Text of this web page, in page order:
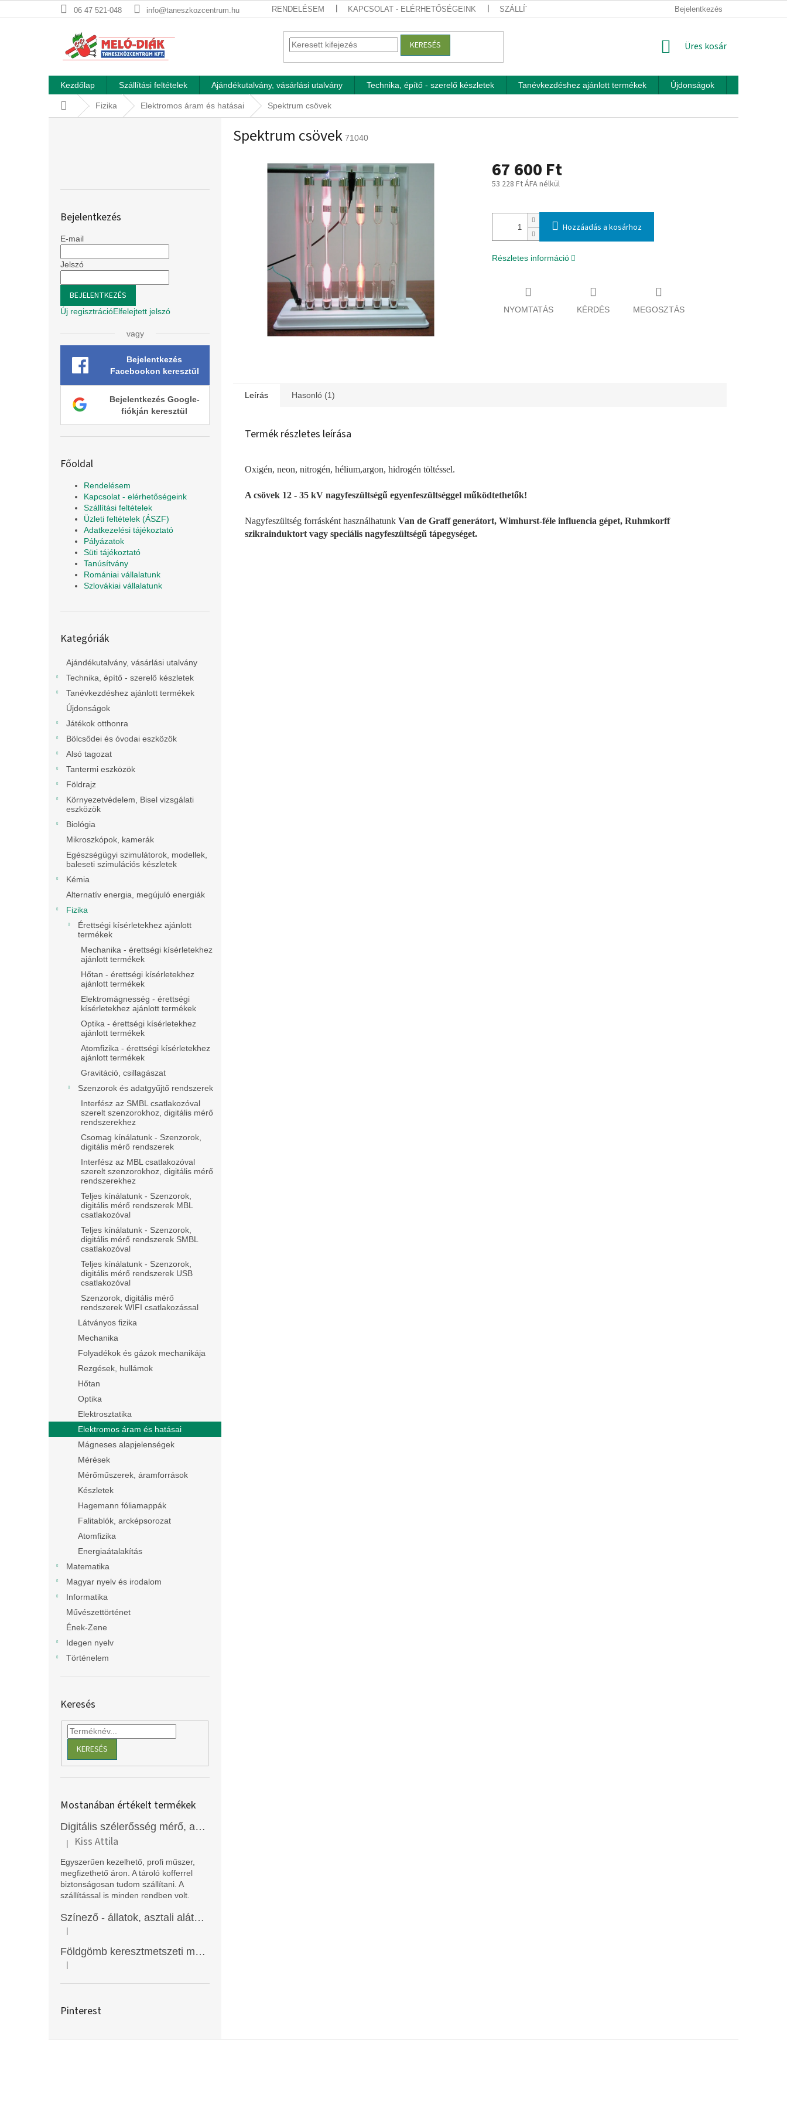
a
06 47 521-048 info@taneszkozcentrum.hu RENDELÉSEM KAPCSOLAT - ELÉRHETŐSÉGEINK SZÁLLÍTÁSI FELTÉTELEK ÜZLETI FELTÉTELEK (ÁSZF)
Bejelentkezés
KERESÉS KOSÁR
Üres kosár
Kezdőlap Szállítási feltételek Ajándékutalvány, vásárlási utalvány Technika, építő - szerelő készletek Tanévkezdéshez ajánlott termékek Újdonságok
KezdőlapFizika Elektromos áram és hatásai Spektrum csövek
Bejelentkezés
E-mail
Jelszó
BEJELENTKEZÉS
Új regisztrációElfelejtett jelszó
vagy
Bejelentkezés
Facebookon keresztül
Bejelentkezés Google-
fiókján keresztül
Főoldal
Rendelésem
Kapcsolat - elérhetőségeink
Szállítási feltételek
Üzleti feltételek (ÁSZF)
Adatkezelési tájékoztató
Pályázatok
Süti tájékoztató
Tanúsítvány
Romániai vállalatunk
Szlovákiai vállalatunk
átugrása
Kategóriák
Ajándékutalvány, vásárlási utalvány
Technika, építő - szerelő készletek
Tanévkezdéshez ajánlott termékek
Újdonságok
Játékok otthonra
Bölcsődei és óvodai eszközök
Alsó tagozat
Tantermi eszközök
Földrajz
Környezetvédelem, Bisel vizsgálati
eszközök
Biológia
Mikroszkópok, kamerák
Egészségügyi szimulátorok, modellek,
baleseti szimulációs készletek
Kémia
Alternatív energia, megújuló energiák
Fizika
Érettségi kísérletekhez ajánlott
termékek
Mechanika - érettségi kísérletekhez
ajánlott termékek
Hőtan - érettségi kísérletekhez
ajánlott termékek
Elektromágnesség - érettségi
kísérletekhez ajánlott termékek
Optika - érettségi kísérletekhez
ajánlott termékek
Atomfizika - érettségi kísérletekhez
ajánlott termékek
Gravitáció, csillagászat
Szenzorok és adatgyűjtő rendszerek
Interfész az SMBL csatlakozóval
szerelt szenzorokhoz, digitális mérő
rendszerekhez
Csomag kínálatunk - Szenzorok,
digitális mérő rendszerek
Interfész az MBL csatlakozóval
szerelt szenzorokhoz, digitális mérő
rendszerekhez
Teljes kínálatunk - Szenzorok,
digitális mérő rendszerek MBL
csatlakozóval
Teljes kínálatunk - Szenzorok,
digitális mérő rendszerek SMBL
csatlakozóval
Teljes kínálatunk - Szenzorok,
digitális mérő rendszerek USB
csatlakozóval
Szenzorok, digitális mérő
rendszerek WIFI csatlakozással
Látványos fizika
Mechanika
Folyadékok és gázok mechanikája
Rezgések, hullámok
Hőtan
Optika
Elektrosztatika
Elektromos áram és hatásai
Mágneses alapjelenségek
Mérések
Mérőműszerek, áramforrások
Készletek
Hagemann fóliamappák
Falitablók, arcképsorozat
Atomfizika
Energiaátalakítás
Matematika
Magyar nyelv és irodalom
Informatika
Művészettörténet
Ének-Zene
Idegen nyelv
Történelem
Keresés
KERESÉS
Mostanában értékelt termékek
Digitális szélerősség mérő, anemométer, EM2250
A termék értékelése 5-ből 5 csillag.
| Kiss Attila
Egyszerűen kezelhető, profi műszer,
megfizethető áron. A tároló kofferrel
biztonságosan tudom szállítani. A
szállítással is minden rendben volt.
Színező - állatok, asztali alátét, Funny Mat
A termék értékelése 5-ből 5 csillag.
|
Földgömb keresztmetszeti modell
A termék értékelése 5-ből 5 csillag.
|
Pinterest
Spektrum csövek 71040
67 600 Ft
53 228 Ft ÁFA nélkül
Hozzáadás a kosárhoz
Részletes információ
NYOMTATÁS KÉRDÉS MEGOSZTÁS
Leírás Hasonló (1)
Termék részletes leírása
Oxigén, neon, nitrogén, hélium,argon, hidrogén töltéssel.
A csövek 12 - 35 kV nagyfeszültségű egyenfeszültséggel működtethetők!
Nagyfeszültség forrásként használhatunk Van de Graff generátort, Wimhurst-féle influencia gépet, Ruhmkorff
szikrainduktort vagy speciális nagyfeszültségű tápegységet.